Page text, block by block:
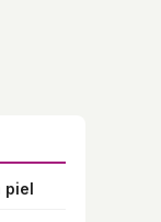
piel